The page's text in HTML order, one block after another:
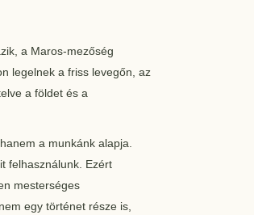
a Maros-mezőség
legelnek a friss levegőn, az
a földet és a
a munkánk alapja.
felhasználunk. Ezért
mesterséges
egy történet része is,